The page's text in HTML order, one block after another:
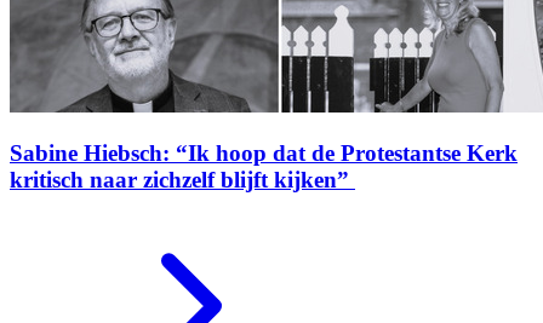
Sabine Hiebsch: “Ik hoop dat de Protestantse Kerk
kritisch naar zichzelf blijft kijken”